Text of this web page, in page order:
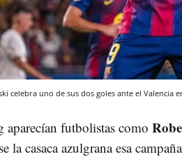
celebra uno de sus dos goles ante el Valencia
aparecían futbolistas como
la casaca azulgrana esa